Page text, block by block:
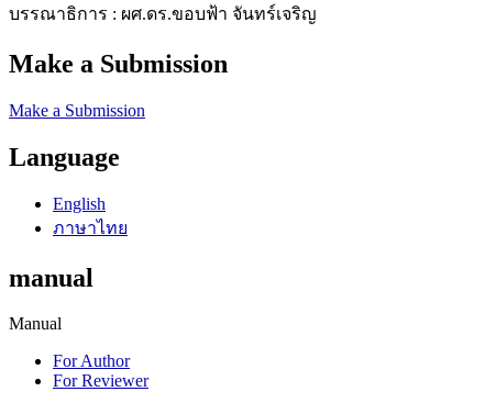
บรรณาธิการ : ผศ.ดร.ขอบฟ้า จันทร์เจริญ
Make a Submission
Make a Submission
Language
English
ภาษาไทย
manual
Manual
For Author
For Reviewer